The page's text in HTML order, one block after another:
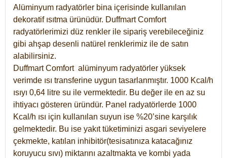
Alüminyum radyatörler bina içerisinde kullanılan
dekoratif ısıtma ürünüdür. Duffmart Comfort
radyatörlerimizi düz renkler ile sipariş verebileceğiniz
gibi ahşap desenli natürel renklerimiz ile de satın
alabilirsiniz.
Duffmart Comfort alüminyum radyatörler yüksek
verimde ısı transferine uygun tasarlanmıştır. 1000 Kcal/h
ısıyı 0,64 litre su ile vermektedir. Bu değer ile en az su
ihtiyacı gösteren üründür. Panel radyatörlerde 1000
Kcal/h ısı için kullanılan suyun ise %20’sine karşılık
gelmektedir. Bu ise yakıt tüketiminizi asgari seviyelere
çekmekte, katılan inhibitör(tesisatınıza katacağınız
koruyucu sıvı) miktarını azaltmakta ve kombi yada